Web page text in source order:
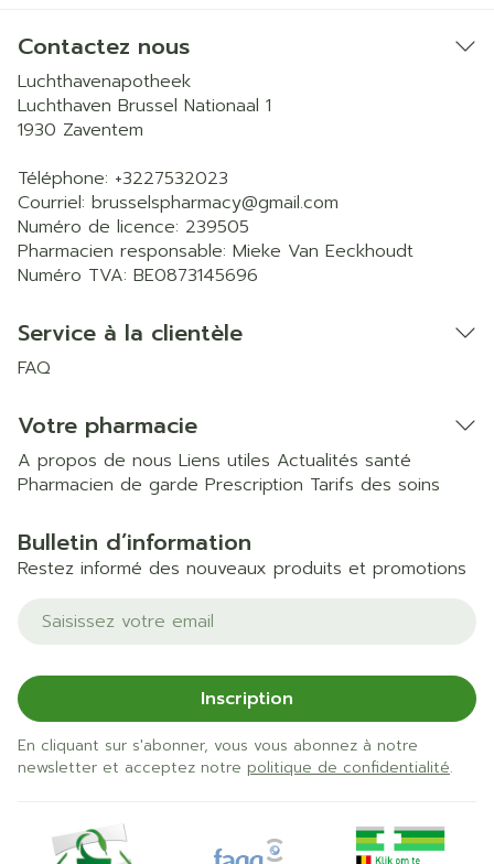
Contactez nous
Luchthavenapotheek
Luchthaven Brussel Nationaal 1
1930 Zaventem
Téléphone: +3227532023
Courriel: brusselspharmacy@gmail.com
Numéro de licence: 239505
Pharmacien responsable: Mieke Van Eeckhoudt
Numéro TVA: BE0873145696
Service à la clientèle
FAQ
Votre pharmacie
A propos de nous Liens utiles Actualités santé
Pharmacien de garde Prescription Tarifs des soins
Bulletin d’information
Restez informé des nouveaux produits et promotions
Adresse mail
Inscription
En cliquant sur s'abonner, vous vous abonnez à notre
newsletter et acceptez notre politique de confidentialité.